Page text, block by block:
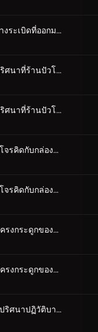
ตอนที่ 939 มือวางระเบิดที่ออกมาจากหนังสือภาพ (ตอนจบ)
ตอนที่ 940 ไขปริศนาที่ร้านปัวโรต์ (ตอนแรก)
ตอนที่ 941 ไขปริศนาที่ร้านปัวโรต์ (ตอนจบ)
ตอนที่ 942 จอมโจรคิดกับกล่องปริศนา (ตอนแรก)
ตอนที่ 943 จอมโจรคิดกับกล่องปริศนา (ตอนจบ)
ตอนที่ 944 คดีโครงกระดูกของครูคนใหม่ (ตอนแรก)
ตอนที่ 945 คดีโครงกระดูกของครูคนใหม่ (ตอนจบ)
ตอนที่ 946 ทัวร์ปริศนาปฏิวัติบาคุมัตสึ (ภาคยามากุจิ)